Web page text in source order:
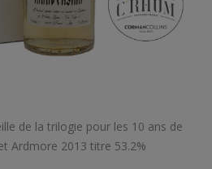
de la trilogie pour les 10 ans de
Ardmore 2013 titre 53.2%